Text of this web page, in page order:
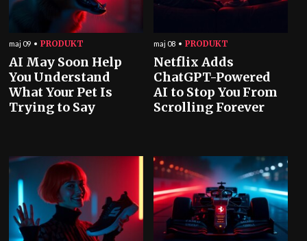
maj 09 PRODUKT
AI May Soon Help
You Understand
What Your Pet Is
Trying to Say
maj 08 PRODUKT
Netflix Adds
ChatGPT-Powered
AI to Stop You From
Scrolling Forever